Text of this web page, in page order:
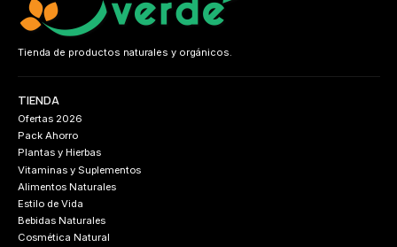
Tienda de productos naturales y orgánicos.
TIENDA
Ofertas 2026
Pack Ahorro
Plantas y Hierbas
Vitaminas y Suplementos
Alimentos Naturales
Estilo de Vida
Bebidas Naturales
Cosmética Natural